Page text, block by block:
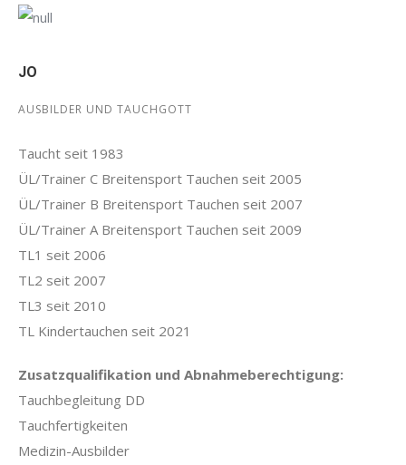
JO
AUSBILDER UND TAUCHGOTT
Taucht seit 1983
ÜL/Trainer C Breitensport Tauchen seit 2005
ÜL/Trainer B Breitensport Tauchen seit 2007
ÜL/Trainer A Breitensport Tauchen seit 2009
TL1 seit 2006
TL2 seit 2007
TL3 seit 2010
TL Kindertauchen seit 2021
Zusatzqualifikation und Abnahmeberechtigung:
Tauchbegleitung DD
Tauchfertigkeiten
Medizin-Ausbilder